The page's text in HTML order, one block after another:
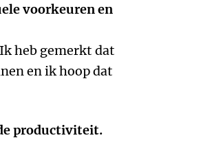
voorkeuren en
heb gemerkt dat
en ik hoop dat
productiviteit.